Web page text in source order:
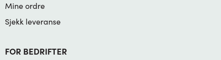
Mine ordre
Sjekk leveranse
FOR BEDRIFTER